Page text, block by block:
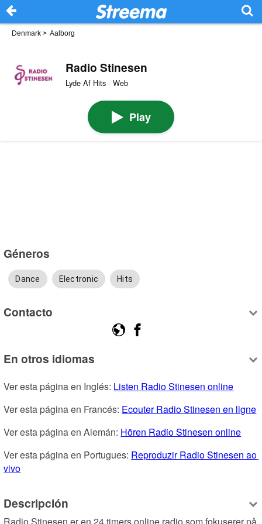
Denmark > Aalborg
Radio Stinesen
Lyde Af Hits · Web
Play
Géneros
Dance Electronic Hits
Contacto
En otros idiomas
Ver esta página en Inglés: Listen Radio Stinesen online
Ver esta página en Francés: Ecouter Radio Stinesen en ligne
Ver esta página en Alemán: Hören Radio Stinesen online
Ver esta página en Portugues: Reproduzir Radio Stinesen ao
vivo
Descripción